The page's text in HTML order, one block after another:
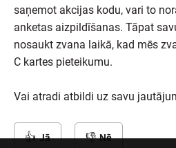
saņemot akcijas kodu, vari to
anketas aizpildīšanas. Tāpat
nosaukt zvana laikā, kad mēs
C kartes pieteikumu.
Vai atradi atbildi uz savu
Jā Nē